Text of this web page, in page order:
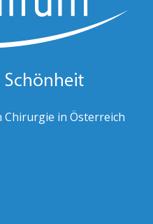
in Österreich